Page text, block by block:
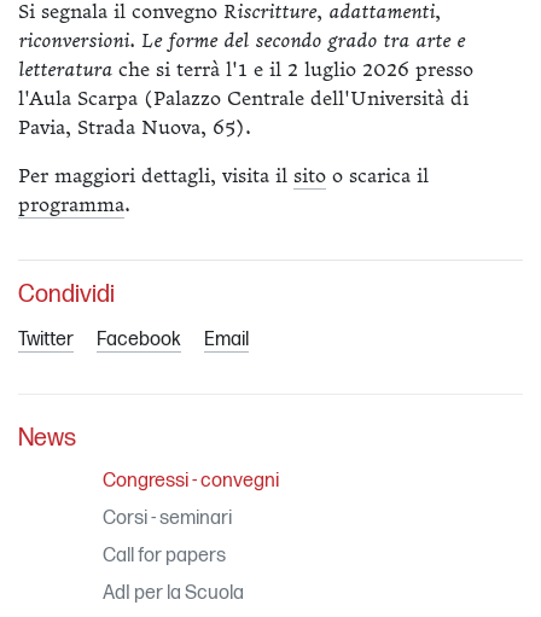
Si segnala il convegno Riscritture, adattamenti,
riconversioni. Le forme del secondo grado tra arte e
letteratura che si terrà l'1 e il 2 luglio 2026 presso
l'Aula Scarpa (Palazzo Centrale dell'Università di
Pavia, Strada Nuova, 65).
Per maggiori dettagli, visita il sito o scarica il
programma.
Condividi
Twitter Facebook Email
News
Congressi - convegni
Corsi - seminari
Call for papers
AdI per la Scuola